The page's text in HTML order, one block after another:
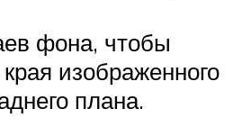
фона, чтобы
изображенного
плана.